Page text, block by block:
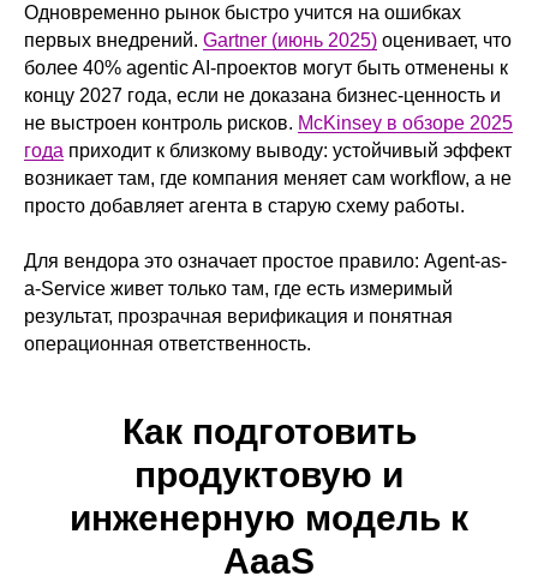
Одновременно рынок быстро учится на ошибках
первых внедрений. Gartner (июнь 2025) оценивает, что
более 40% agentic AI-проектов могут быть отменены к
концу 2027 года, если не доказана бизнес-ценность и
не выстроен контроль рисков. McKinsey в обзоре 2025
года приходит к близкому выводу: устойчивый эффект
возникает там, где компания меняет сам workflow, а не
просто добавляет агента в старую схему работы.
Для вендора это означает простое правило: Agent-as-
a-Service живет только там, где есть измеримый
результат, прозрачная верификация и понятная
операционная ответственность.
Как подготовить
продуктовую и
инженерную модель к
AaaS